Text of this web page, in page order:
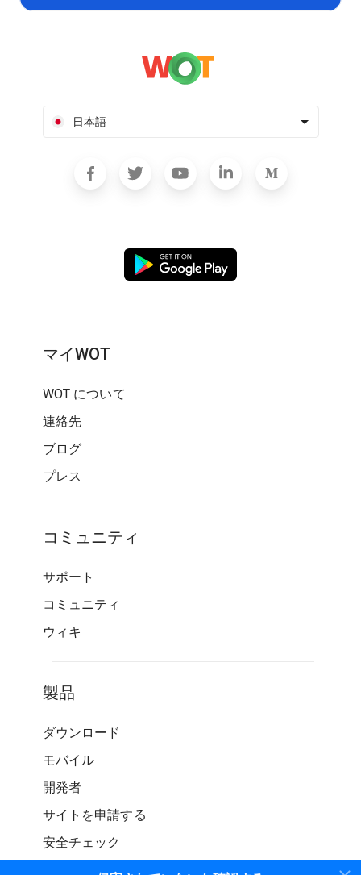
日本語
マイWOT
WOT について
連絡先
ブログ
プレス
コミュニティ
サポート
コミュニティ
ウィキ
製品
ダウンロード
モバイル
開発者
サイトを申請する
安全チェック